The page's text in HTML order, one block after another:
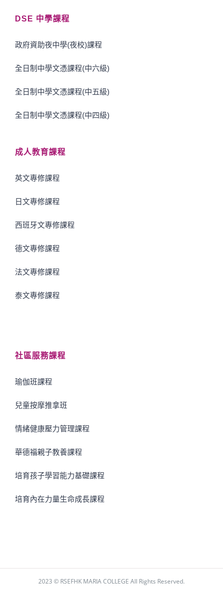
DSE 中學課程
政府資助夜中學(夜校)課程
全日制中學文憑課程(中六級)
全日制中學文憑課程(中五級)
全日制中學文憑課程(中四級)
成人教育課程
英文專修課程
日文專修課程
西班牙文專修課程
德文專修課程
法文專修課程
泰文專修課程
社區服務課程
瑜伽班課程
兒童按摩推拿班
情緒健康壓力管理課程
華德福親子教養課程
培育孩子學習能力基礎課程
培育內在力量生命成長課程
2023 © RSEFHK MARIA COLLEGE All Rights Reserved.